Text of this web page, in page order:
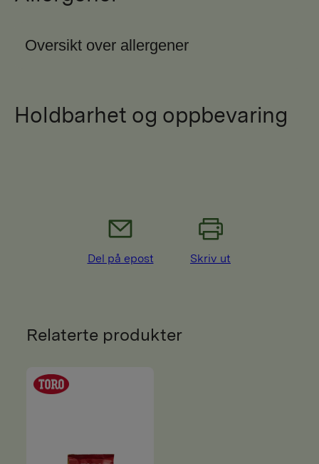
Oversikt over allergener
Holdbarhet og oppbevaring
Del på epost Skriv ut
Relaterte produkter